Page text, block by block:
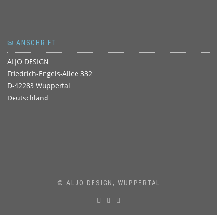
✉ ANSCHRIFT
ALJO DESIGN
Friedrich-Engels-Allee 332
D-42283 Wuppertal
Deutschland
© ALJO DESIGN, WUPPERTAL